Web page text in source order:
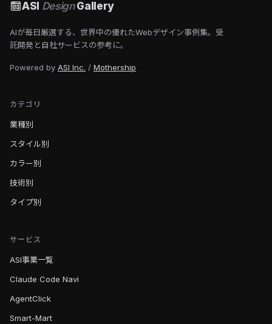
ASI DesignGallery
AIが毎日厳選する、世界中の優れたWebデザイン事例集。受
託開発と自社サービスの参考に。
Powered by ASI Inc. / Mothership
カテゴリ
業種別
スタイル別
カラー別
技術別
タイプ別
サービス
ASI事業一覧
Claude Code Navi
AgentClick
Smart-Mart